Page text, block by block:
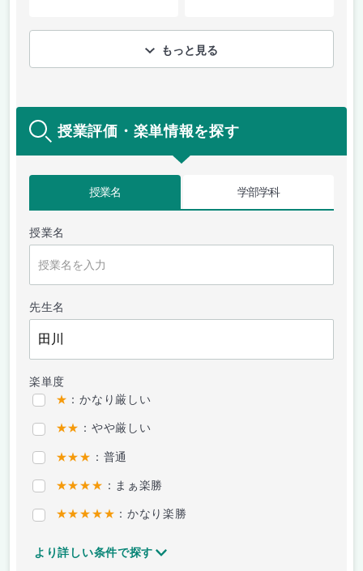
もっと見る
授業評価・楽単情報を探す
授業名 学部学科
授業名
先生名
楽単度
★ ：かなり厳しい
★★ ：やや厳しい
★★★ ：普通
★★★★ ：まぁ楽勝
★★★★★ ：かなり楽勝
より詳しい条件で探す